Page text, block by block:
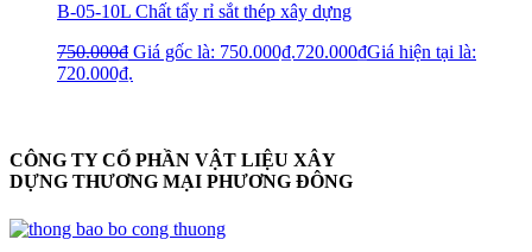
B-05-10L Chất tẩy rỉ sắt thép xây dựng
750.000₫ Giá gốc là: 750.000₫.720.000₫Giá hiện tại là:
720.000₫.
CÔNG TY CỔ PHẦN VẬT LIỆU XÂY
DỰNG THƯƠNG MẠI PHƯƠNG ĐÔNG